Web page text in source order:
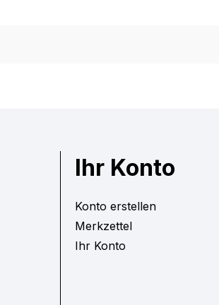
Ihr Konto
Konto erstellen
Merkzettel
Ihr Konto